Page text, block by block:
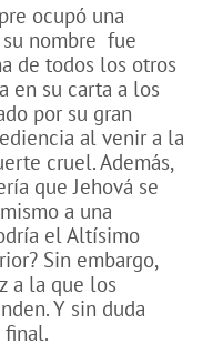
ocupó una
nombre fue
de todos los otros
en su carta a los
por su gran
al venir a la
cruel. Además,
que Jehová se
a una
el Altísimo
Sin embargo,
a la que los
Y sin duda
final.